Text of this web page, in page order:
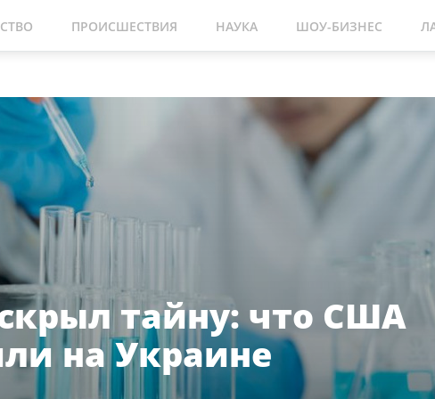
ПРОИСШЕСТВИЯ НАУКА ШОУ-БИЗНЕС
тайну: что США
на Украине